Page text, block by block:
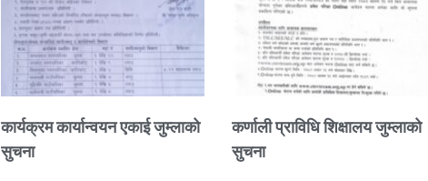
कार्यक्रम कार्यान्वयन एकाई जुम्लाको
सुचना
कर्णाली प्राविधि शिक्षालय जुम्लाको
सुचना